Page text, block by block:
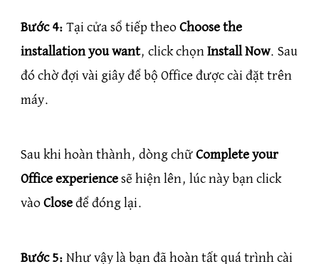
Bước 4: Tại cửa sổ tiếp theo Choose the
installation you want, click chọn Install Now. Sau
đó chờ đợi vài giây để bộ Office được cài đặt trên
máy.
Sau khi hoàn thành, dòng chữ Complete your
Office experiencesẽ hiện lên, lúc này bạn click
vào Closeđể đóng lại.
Bước 5: Như vậy là bạn đã hoàn tất quá trình cài